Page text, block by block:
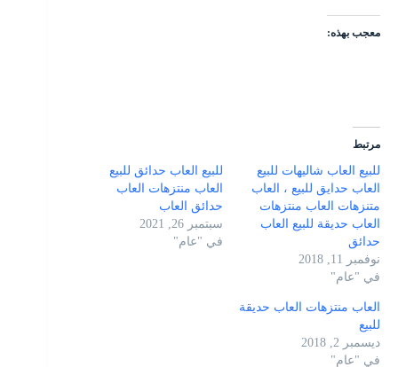
معجب بهذه:
مرتبط
للبيع العاب شاليهات للبيع
العاب حدايق للبيع ، العاب
متنزهات العاب منتزهات
العاب حديقة للبيع العاب
حدائق
نوفمبر 11, 2018
في "عام"
للبيع العاب حدائق للبيع
العاب منتزهات العاب
حدائق العاب
سبتمبر 26, 2021
في "عام"
العاب منتزهات العاب حديقة
للبيع
ديسمبر 2, 2018
في "عام"